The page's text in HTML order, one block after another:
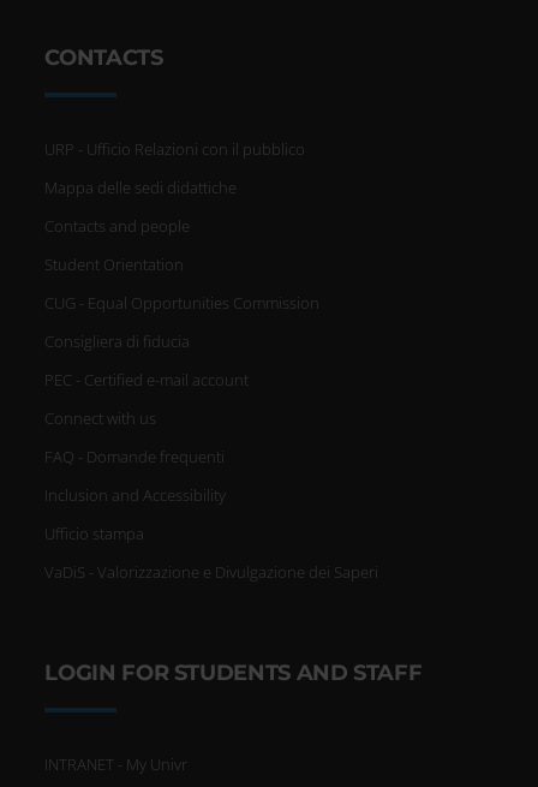
CONTACTS
URP - Ufficio Relazioni con il pubblico
Mappa delle sedi didattiche
Contacts and people
Student Orientation
CUG - Equal Opportunities Commission
Consigliera di fiducia
PEC - Certified e-mail account
Connect with us
FAQ - Domande frequenti
Inclusion and Accessibility
Ufficio stampa
VaDiS - Valorizzazione e Divulgazione dei Saperi
LOGIN FOR STUDENTS AND STAFF
INTRANET - My Univr